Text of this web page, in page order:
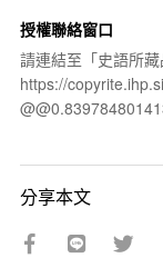
授權聯絡窗口
請連結至「史語所
https://
分享本文